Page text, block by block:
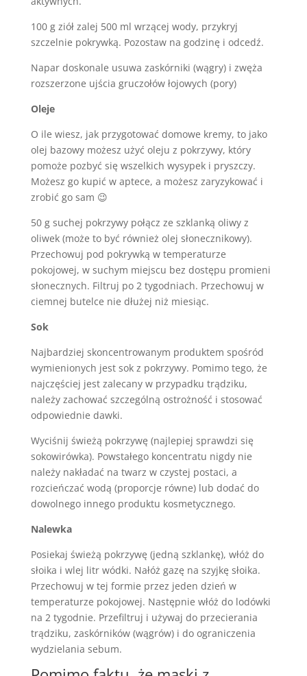
100 g ziół zalej 500 ml wrzącej wody, przykryj
szczelnie pokrywką. Pozostaw na godzinę i odcedź.
Napar doskonale usuwa zaskórniki (wągry) i zwęża
rozszerzone ujścia gruczołów łojowych (pory)
Oleje
O ile wiesz, jak przygotować domowe kremy, to jako
olej bazowy możesz użyć oleju z pokrzywy, który
pomoże pozbyć się wszelkich wysypek i pryszczy.
Możesz go kupić w aptece, a możesz zaryzykować i
zrobić go sam 😉
50 g suchej pokrzywy połącz ze szklanką oliwy z
oliwek (może to być również olej słonecznikowy).
Przechowuj pod pokrywką w temperaturze
pokojowej, w suchym miejscu bez dostępu promieni
słonecznych. Filtruj po 2 tygodniach. Przechowuj w
ciemnej butelce nie dłużej niż miesiąc.
Sok
Najbardziej skoncentrowanym produktem spośród
wymienionych jest sok z pokrzywy. Pomimo tego, że
najczęściej jest zalecany w przypadku trądziku,
należy zachować szczególną ostrożność i stosować
odpowiednie dawki.
Wyciśnij świeżą pokrzywę (najlepiej sprawdzi się
sokowirówka). Powstałego koncentratu nigdy nie
należy nakładać na twarz w czystej postaci, a
rozcieńczać wodą (proporcje równe) lub dodać do
dowolnego innego produktu kosmetycznego.
Nalewka
Posiekaj świeżą pokrzywę (jedną szklankę), włóż do
słoika i wlej litr wódki. Nałóż gazę na szyjkę słoika.
Przechowuj w tej formie przez jeden dzień w
temperaturze pokojowej. Następnie włóż do lodówki
na 2 tygodnie. Przefiltruj i używaj do przecierania
trądziku, zaskórników (wągrów) i do ograniczenia
wydzielania sebum.